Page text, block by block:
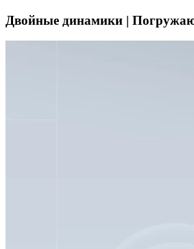
Двойные динамики |